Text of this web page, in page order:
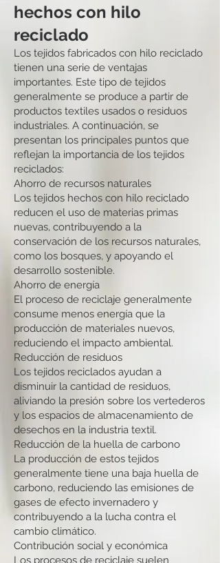
hechos con hilo
reciclado
Los tejidos fabricados con hilo reciclado
tienen una serie de ventajas
importantes. Este tipo de tejidos
generalmente se produce a partir de
productos textiles usados o residuos
industriales. A continuación, se
presentan los principales puntos que
reflejan la importancia de los tejidos
reciclados:
Ahorro de recursos naturales
Los tejidos hechos con hilo reciclado
reducen el uso de materias primas
nuevas, contribuyendo a la
conservación de los recursos naturales,
como los bosques, y apoyando el
desarrollo sostenible.
Ahorro de energía
El proceso de reciclaje generalmente
consume menos energía que la
producción de materiales nuevos,
reduciendo el impacto ambiental.
Reducción de residuos
Los tejidos reciclados ayudan a
disminuir la cantidad de residuos,
aliviando la presión sobre los vertederos
y los espacios de almacenamiento de
desechos en la industria textil.
Reducción de la huella de carbono
La producción de estos tejidos
generalmente tiene una baja huella de
carbono, reduciendo las emisiones de
gases de efecto invernadero y
contribuyendo a la lucha contra el
cambio climático.
Contribución social y económica
Los procesos de reciclaje suelen